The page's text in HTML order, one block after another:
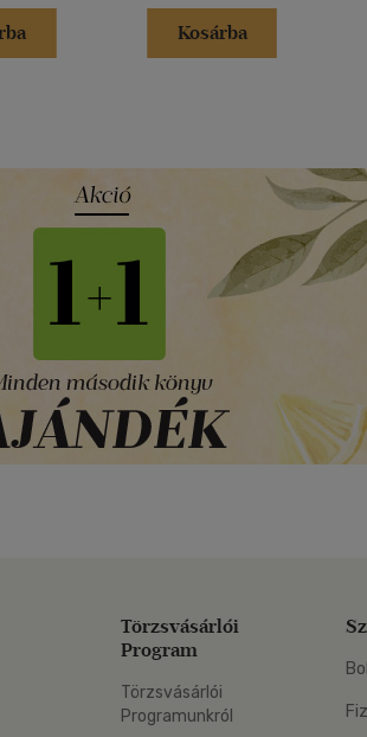
Kosárba
Törzsvásárlói
Program
Törzsvásárlói
Programunkról